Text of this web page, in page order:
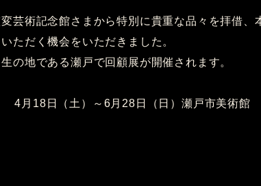
芸術記念館さまから特別に貴重な品々を拝借、
ただく機会をいただきました。
の地である瀬戸で回顧展が開催されます。
月18日（土）～6月28日（日）瀬戸市美術館